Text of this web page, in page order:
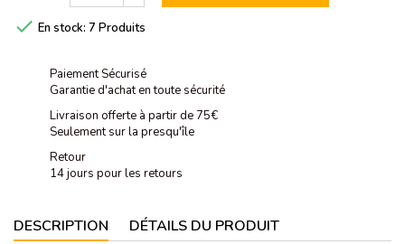
 En stock: 7 Produits
Paiement Sécurisé
Garantie d'achat en toute sécurité
Livraison offerte à partir de 75€
Seulement sur la presqu'île
Retour
14 jours pour les retours
DESCRIPTION DÉTAILS DU PRODUIT